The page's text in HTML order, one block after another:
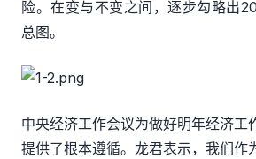
险。在变与不变之间，逐步勾略出
总图。
中央经济工作会议为做好明年经济工
提供了根本遵循。龙君表示，我们作